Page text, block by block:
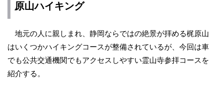
原山ハイキング
地元の人に親しまれ、静岡ならではの絶景が拝める梶原山
はいくつかハイキングコースが整備されているが、今回は車
でも公共交通機関でもアクセスしやすい霊山寺参拝コースを
紹介する。